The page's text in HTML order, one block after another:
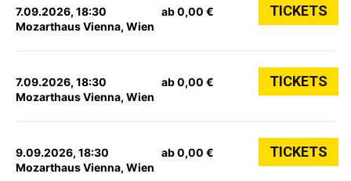
7.09.2026, 18:30
Mozarthaus Vienna, Wien
ab 0,00 € TICKETS
7.09.2026, 18:30
Mozarthaus Vienna, Wien
ab 0,00 € TICKETS
9.09.2026, 18:30
Mozarthaus Vienna, Wien
ab 0,00 € TICKETS